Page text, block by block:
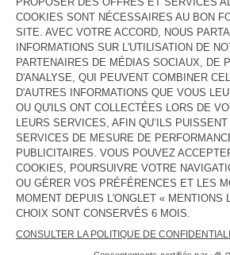
En cas de remboursement total ou partiel
shopping crédités préalablement lors
automatiquement débités selon les
montant équivalent en points-shopping du
Par défaut, si l’Adhérent bénéficie de
shopping et d’une autre forme de bon
(exemple : geste commercial) lors de
points-shopping s’appliquera en premier
second. L’avantage points-shopping ne
le cas d’une transaction inférieure ou
Les modalités de calcul des points-